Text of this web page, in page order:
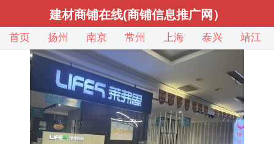
建材商铺在线(商铺信息推广网）
首页 扬州 南京 常州 上海 泰兴 靖江